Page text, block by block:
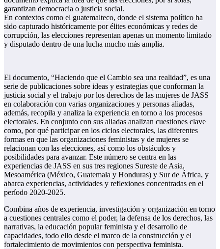
garantizan democracia o justicia social.
En contextos como el guatemalteco, donde el sistema político ha
sido capturado históricamente por élites económicas y redes de
corrupción, las elecciones representan apenas un momento limitado
y disputado dentro de una lucha mucho más amplia.
El documento, “Haciendo que el Cambio sea una realidad”, es una
serie de publicaciones sobre ideas y estrategias que conforman la
justicia social y el trabajo por los derechos de las mujeres de JASS
en colaboración con varias organizaciones y personas aliadas,
además, recopila y analiza la experiencia en torno a los procesos
electorales. En conjunto con sus aliadas analizan cuestiones clave
como, por qué participar en los ciclos electorales, las diferentes
formas en que las organizaciones feministas y de mujeres se
relacionan con las elecciones, así como los obstáculos y
posibilidades para avanzar. Este número se centra en las
experiencias de JASS en sus tres regiones Sureste de Asia,
Mesoamérica (México, Guatemala y Honduras) y Sur de África, y
abarca experiencias, actividades y reflexiones concentradas en el
período 2020-2025.
Combina años de experiencia, investigación y organización en torno
a cuestiones centrales como el poder, la defensa de los derechos, las
narrativas, la educación popular feminista y el desarrollo de
capacidades, todo ello desde el marco de la construcción y el
fortalecimiento de movimientos con perspectiva feminista.